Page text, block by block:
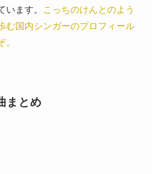
います。
こっちのけんとのよう
む国内シンガーのプロフィール
まとめ